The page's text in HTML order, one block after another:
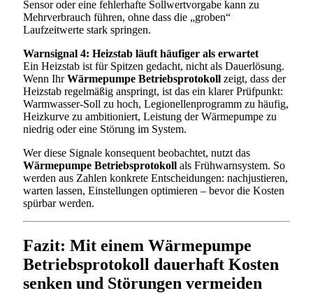
Sensor oder eine fehlerhafte Sollwertvorgabe kann zu
Mehrverbrauch führen, ohne dass die „groben“
Laufzeitwerte stark springen.
Warnsignal 4: Heizstab läuft häufiger als erwartet
Ein Heizstab ist für Spitzen gedacht, nicht als Dauerlösung.
Wenn IhrWärmepumpe Betriebsprotokoll zeigt, dass der
Heizstab regelmäßig anspringt, ist das ein klarer Prüfpunkt:
Warmwasser-Soll zu hoch, Legionellenprogramm zu häufig,
Heizkurve zu ambitioniert, Leistung der Wärmepumpe zu
niedrig oder eine Störung im System.
Wer diese Signale konsequent beobachtet, nutzt das
Wärmepumpe Betriebsprotokoll als Frühwarnsystem. So
werden aus Zahlen konkrete Entscheidungen: nachjustieren,
warten lassen, Einstellungen optimieren – bevor die Kosten
spürbar werden.
Fazit: Mit einem Wärmepumpe
Betriebsprotokoll dauerhaft Kosten
senken und Störungen vermeiden